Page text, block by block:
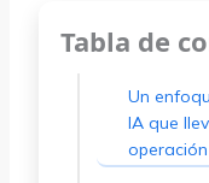
Tabla de
Un
IA que